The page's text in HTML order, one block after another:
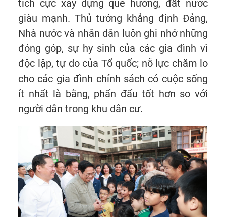
tích cực xây dựng quê hương, đất nước
giàu mạnh. Thủ tướng khẳng định Đảng,
Nhà nước và nhân dân luôn ghi nhớ những
đóng góp, sự hy sinh của các gia đình vì
độc lập, tự do của Tổ quốc; nỗ lực chăm lo
cho các gia đình chính sách có cuộc sống
ít nhất là bằng, phấn đấu tốt hơn so với
người dân trong khu dân cư.